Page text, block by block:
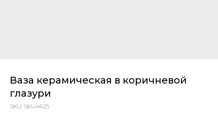
Ваза керамическая в коричневой
глазури
SKU: SKU4625